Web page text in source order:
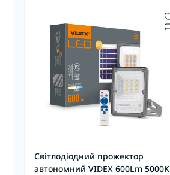
Світлодіодний прожектор
автономний VIDEX 600Lm 5000K